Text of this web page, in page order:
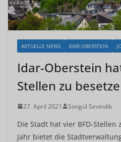
AKTUELLE NEWS IDAR-OBERSTEIN
Idar-Oberstein
Stellen zu
27. April 2021 Songül Sevindik
Die Stadt hat vier BFD-Stellen
Jahr bietet die